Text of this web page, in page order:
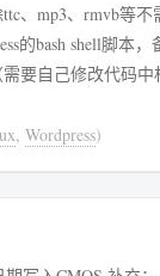
、mp3、rmvb等
人钟爱7-zip，所以这个脚本也
, Wordpress)